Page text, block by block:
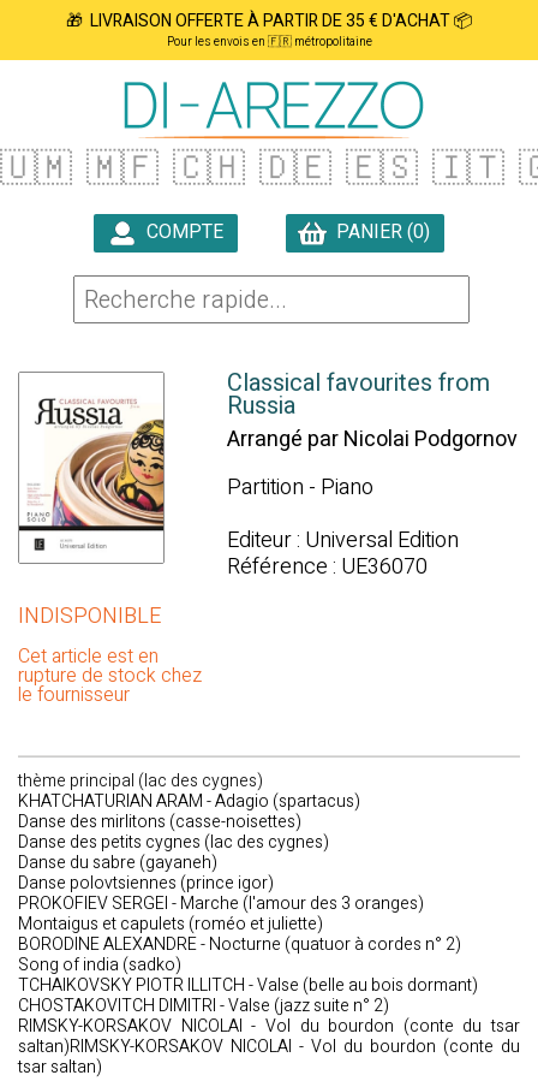
🎁 LIVRAISON OFFERTE À PARTIR DE 35 € D'ACHAT 📦
Pour les envois en 🇫🇷 métropolitaine
🇺🇲 🇲🇫 🇨🇭 🇩🇪 🇪🇸 🇮🇹
COMPTE
PANIER (0)
INDISPONIBLE
Cet article est en
rupture de stock chez
le fournisseur
Classical favourites from
Russia
Arrangé par Nicolai Podgornov
Partition - Piano
Editeur : Universal Edition
Référence : UE36070
thème principal (lac des cygnes)
KHATCHATURIAN ARAM - Adagio (spartacus)
Danse des mirlitons (casse-noisettes)
Danse des petits cygnes (lac des cygnes)
Danse du sabre (gayaneh)
Danse polovtsiennes (prince igor)
PROKOFIEV SERGEI - Marche (l'amour des 3 oranges)
Montaigus et capulets (roméo et juliette)
BORODINE ALEXANDRE - Nocturne (quatuor à cordes n° 2)
Song of india (sadko)
TCHAIKOVSKY PIOTR ILLITCH - Valse (belle au bois dormant)
CHOSTAKOVITCH DIMITRI - Valse (jazz suite n° 2)
RIMSKY-KORSAKOV NICOLAI - Vol du bourdon (conte du tsar
saltan)RIMSKY-KORSAKOV NICOLAI - Vol du bourdon (conte du
tsar saltan)